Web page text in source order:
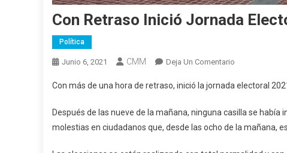
Con Retraso Inició Jornada
Política
Junio 6, 2021 CMM Deja Un Comentario
Retraso
Jornada
Electoral
Con más de una hora de retraso, inició la jornada electoral
Después de las nueve de la mañana, ninguna casilla se
molestias en ciudadanos que, desde las ocho de la mañana,